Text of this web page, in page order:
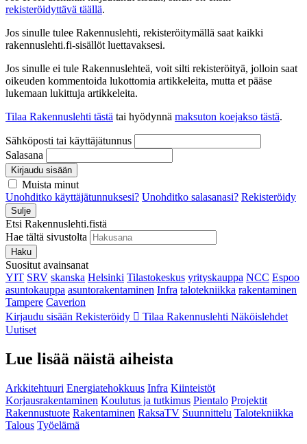
rekisteröidyttävä täällä.
Jos sinulle tulee Rakennuslehti, rekisteröitymällä saat kaikki
rakennuslehti.fi-sisällöt luettavaksesi.
Jos sinulle ei tule Rakennuslehteä, voit silti rekisteröityä, jolloin saat
oikeuden kommentoida lukottomia artikkeleita, mutta et pääse
lukemaan lukittuja artikkeleita.
Tilaa Rakennuslehti tästä tai hyödynnä maksuton koejakso tästä.
Sähköposti tai käyttäjätunnus
Salasana
Kirjaudu sisään
Muista minut
Unohditko käyttäjätunnuksesi? Unohditko salasanasi? Rekisteröidy
Sulje
Etsi Rakennuslehti.fistä
Hae tältä sivustolta
Haku
Suositut avainsanat
YIT SRV skanska Helsinki Tilastokeskus yrityskauppa NCC Espoo
asuntokauppa asuntorakentaminen Infra talotekniikka rakentaminen
Tampere Caverion
Kirjaudu sisään Rekisteröidy Tilaa Rakennuslehti Näköislehdet
Uutiset
Lue lisää näistä aiheista
Arkkitehtuuri Energiatehokkuus Infra Kiinteistöt
Korjausrakentaminen Koulutus ja tutkimus Pientalo Projektit
Rakennustuote Rakentaminen RaksaTV Suunnittelu Talotekniikka
Talous Työelämä